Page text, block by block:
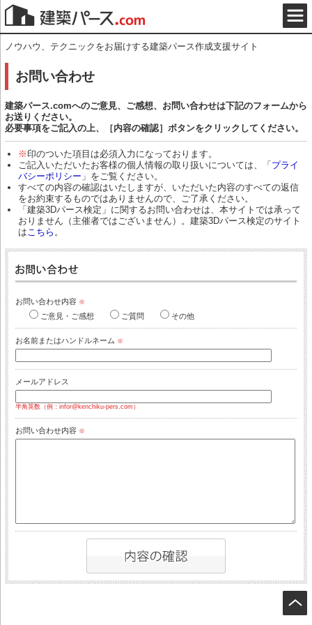
ノウハウ、テクニックをお届けする建築パース作成支援サイト
お問い合わせ
建築パース.comへのご意見、ご感想、お問い合わせは下記のフォームから
お送りください。
必要事項をご記入の上、［内容の確認］ボタンをクリックしてください。
※ 印のついた項目は必須入力になっております。
ご記入いただいたお客様の個人情報の取り扱いについては、「 プライ
バシーポリシー 」をご覧ください。
すべての内容の確認はいたしますが、いただいた内容のすべての返信
をお約束するものではありませんので、ご了承ください。
「建築3Dパース検定」に関するお問い合わせは、本サイトでは承って
おりません（主催者ではございません）。建築3Dパース検定のサイト
はこちら 。
お問い合わせ内容 ※
ご意見・ご感想 ご質問 その他
お名前またはハンドルネーム ※
メールアドレス
半角英数（例：infor@kenchiku-pers.com）
お問い合わせ内容 ※